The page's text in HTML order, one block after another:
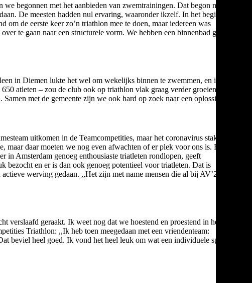
begonnen met het aanbieden van zwemtrainingen. Dat begon met
De meesten hadden nul ervaring, waaronder ikzelf. In het begin was
de eerste keer zo’n triathlon mee te doen, maar iedereen was
te gaan naar een structurele vorm. We hebben een binnenbad gehuurd
in Diemen lukte het wel om wekelijks binnen te zwemmen, en in de
atleten – zou de club ook op triathlon vlak graag verder groeien. Maar,
met de gemeente zijn we ook hard op zoek naar een oplossing.”
uitkomen in de Teamcompetities, maar het coronavirus stak daar
daar moeten we nog even afwachten of er plek voor ons is. Bij de
in Amsterdam genoeg enthousiaste triatleten rondlopen, geeft
en er is dan ook genoeg potentieel voor triatleten. Dat is
werving gedaan. ,,Het zijn met name mensen die al bij AV’23
verslaafd geraakt. Ik weet nog dat we hoestend en proestend in het
Triathlon: ,,Ik heb toen meegedaan met een vriendenteam:
beviel heel goed. Ik vond het heel leuk om wat een individuele sport is,